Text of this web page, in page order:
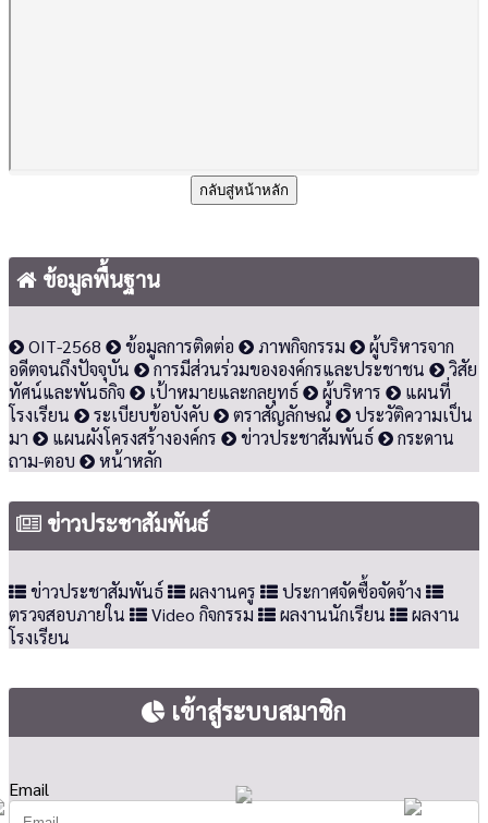
กลับสู่หน้าหลัก
ข้อมูลพื้นฐาน
OIT-2568 ข้อมูลการติดต่อ ภาพกิจกรรม
ผู้บริหารจาก
อดีตจนถึงปัจจุบัน
การมีส่วนร่วมขององค์กรและประชาชน
วิสัย
ทัศน์และพันธกิจ
เป้าหมายและกลยุทธ์ ผู้บริหาร
แผนที่
โรงเรียน
ระเบียบข้อบังคับ ตราสัญลักษณ์
ประวัติความเป็น
มา
แผนผังโครงสร้างองค์กร ข่าวประชาสัมพันธ์
กระดาน
ถาม-ตอบ
หน้าหลัก
ข่าวประชาสัมพันธ์
ข่าวประชาสัมพันธ์ ผลงานครู
ประกาศจัดซื้อจัดจ้าง
ตรวจสอบภายใน
Video กิจกรรม ผลงานนักเรียน
ผลงาน
โรงเรียน
เข้าสู่ระบบสมาชิก
Email